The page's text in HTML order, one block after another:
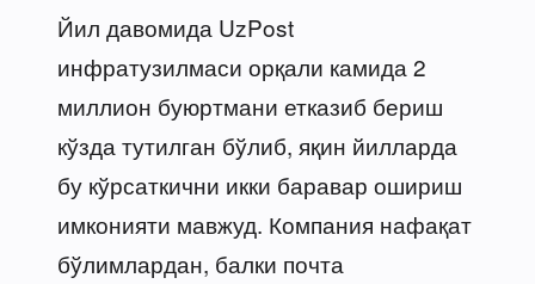
Йил давомида UzPost
инфратузилмаси орқали камида 2
миллион буюртмани етказиб бериш
кўзда тутилган бўлиб, яқин йилларда
бу кўрсаткични икки баравар ошириш
имконияти мавжуд. Компания нафақат
бўлимлардан, балки почта